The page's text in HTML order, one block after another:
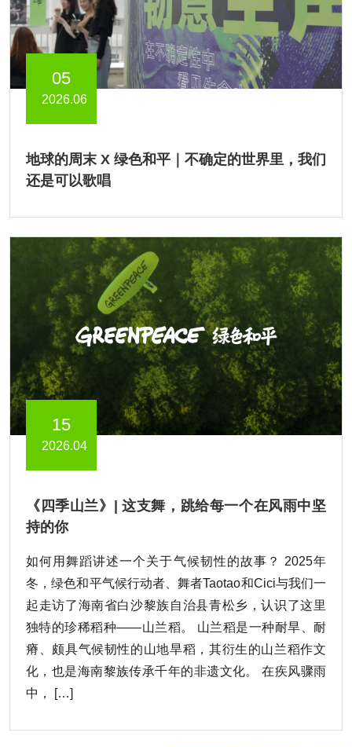
05
2026.06
地球的周末 X 绿色和平｜不确定的世界里，我们
还是可以歌唱
15
2026.04
《四季山兰》| 这支舞，跳给每一个在风雨中坚
持的你
如何用舞蹈讲述一个关于气候韧性的故事？ 2025年
冬，绿色和平气候行动者、舞者Taotao和Cici与我们一
起走访了海南省白沙黎族自治县青松乡，认识了这里
独特的珍稀稻种——山兰稻。 山兰稻是一种耐旱、耐
瘠、颇具气候韧性的山地旱稻，其衍生的山兰稻作文
化，也是海南黎族传承千年的非遗文化。 在疾风骤雨
中， […]